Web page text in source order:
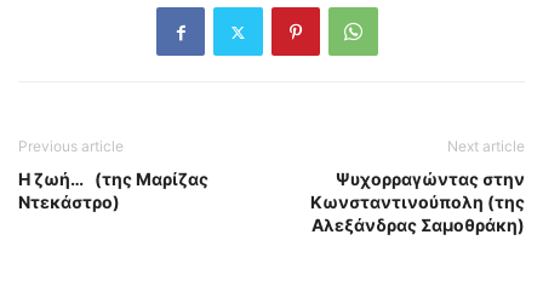
Previous article
Η ζωή… (της Μαρίζας
Ντεκάστρο)
Next article
Ψυχορραγώντας στην
Κωνσταντινούπολη (της
Αλεξάνδρας Σαμοθράκη)